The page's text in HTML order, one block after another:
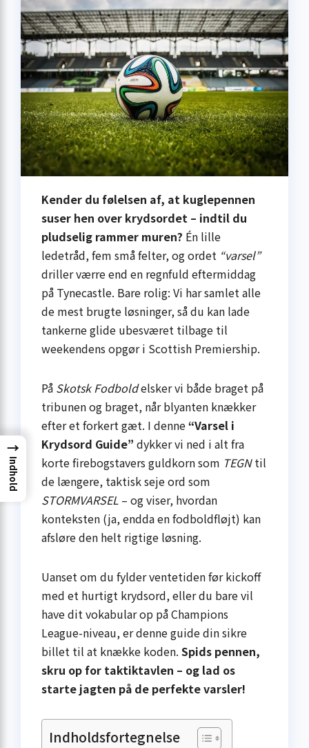
Kender du følelsen af, at kuglepennen
suser hen over krydsordet – indtil du
pludselig rammer muren? Én lille
ledetråd, fem små felter, og ordet “varsel”
driller værre end en regnfuld eftermiddag
på Tynecastle. Bare rolig: Vi har samlet alle
de mest brugte løsninger, så du kan lade
tankerne glide ubesværet tilbage til
weekendens opgør i Scottish Premiership.
På Skotsk Fodboldelsker vi både braget på
tribunen og braget, når blyanten knækker
efter et forkert gæt. I denne“Varsel i
Krydsord Guide” dykker vi ned i alt fra
korte firebogstavers guldkorn som TEGNtil
de længere, taktisk seje ord som
STORMVARSEL – og viser, hvordan
konteksten (ja, endda en fodboldfløjt) kan
afsløre den helt rigtige løsning.
Uanset om du fylder ventetiden før kickoff
med et hurtigt krydsord, eller du bare vil
have dit vokabular op på Champions
League-niveau, er denne guide din sikre
billet til at knække koden. Spids pennen,
skru op for taktiktavlen – og lad os
starte jagten på de perfekte varsler!
Indholdsfortegnelse
→
Indhold